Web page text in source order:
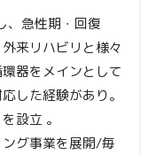
、急性期・回復
来リハビリと様々
器をメインとして
した経験があり。
設立 。
グ事業を展開/毎